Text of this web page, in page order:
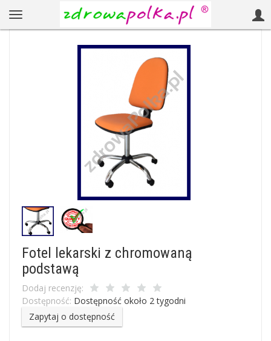
Fotel lekarski z chromowaną
podstawą
Dodaj recenzję:
Dostępność: Dostępność około 2 tygodni
Zapytaj o dostępność